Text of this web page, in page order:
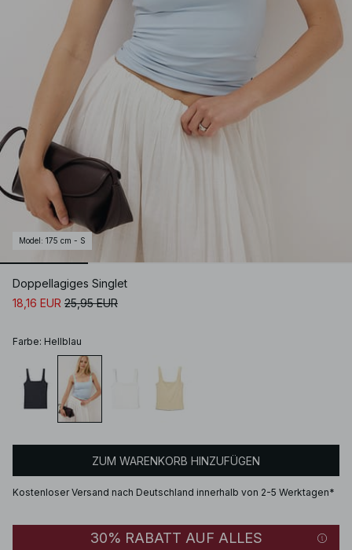
Model : 175 cm - S
Doppellagiges Singlet
18,16 EUR 25,95 EUR
Farbe: Hellblau
ZUM WARENKORB HINZUFÜGEN
Kostenloser Versand nach Deutschland innerhalb von 2-5 Werktagen*
30% RABATT AUF ALLES